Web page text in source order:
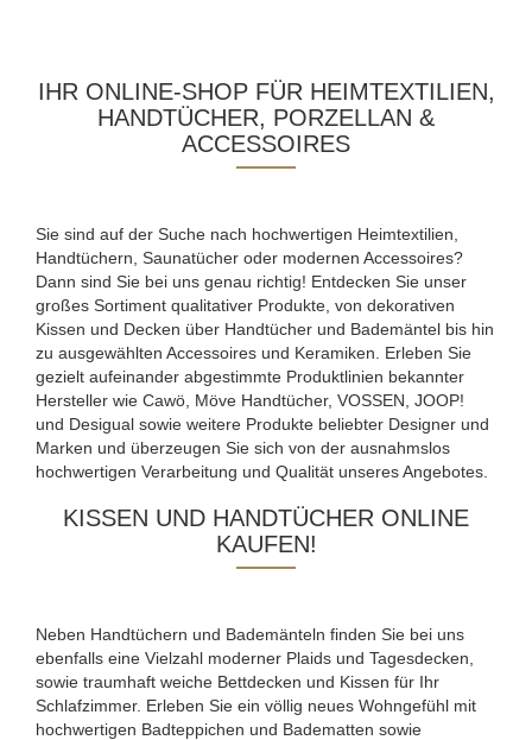
IHR ONLINE-SHOP FÜR HEIMTEXTILIEN,
HANDTÜCHER, PORZELLAN &
ACCESSOIRES
Sie sind auf der Suche nach hochwertigen Heimtextilien,
Handtüchern, Saunatücher oder modernen Accessoires?
Dann sind Sie bei uns genau richtig! Entdecken Sie unser
großes Sortiment qualitativer Produkte, von dekorativen
Kissen und Decken über Handtücher und Bademäntel bis hin
zu ausgewählten Accessoires und Keramiken. Erleben Sie
gezielt aufeinander abgestimmte Produktlinien bekannter
Hersteller wie Cawö, Möve Handtücher, VOSSEN, JOOP!
und Desigual sowie weitere Produkte beliebter Designer und
Marken und überzeugen Sie sich von der ausnahmslos
hochwertigen Verarbeitung und Qualität unseres Angebotes.
KISSEN UND HANDTÜCHER ONLINE
KAUFEN!
Neben Handtüchern und Bademänteln finden Sie bei uns
ebenfalls eine Vielzahl moderner Plaids und Tagesdecken,
sowie traumhaft weiche Bettdecken und Kissen für Ihr
Schlafzimmer. Erleben Sie ein völlig neues Wohngefühl mit
hochwertigen Badteppichen und Badematten sowie